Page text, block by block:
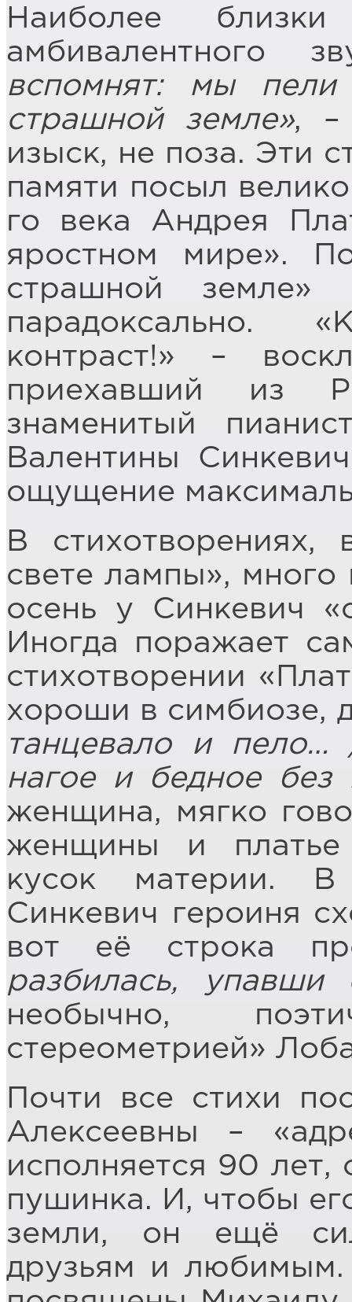
Наиболее
амбивалентного
вспомнят: мы
страшной земле», –
изыск, не поза. Эти
памяти посыл
го века Андрея
яростном мире».
страшной
парадоксально.
контраст!» –
приехавший из
знаменитый
Валентины
ощущение
В
свете лампы»,
осень у Синкевич
Иногда поражает
стихотворении
хороши в симбиозе,
танцевало и
нагое и бедное без
женщина, мягко
женщины и
кусок материи. В
Синкевич героиня
вот её строка
разбилась, упавши
необычно,
стереометрией»
Почти все стихи
Алексеевны –
исполняется 90 лет,
пушинка. И, чтобы
земли, он ещё
друзьям и любимым.